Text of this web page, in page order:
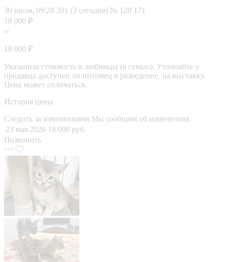
30 июля, 09:28 201 (3 сегодня) № 120 171
18 000 ₽
18 000 ₽
Указанная стоимость в любимцы (в семью). Уточняйте у
продавца доступен ли питомец в разведение, на выставку.
Цена может отличаться.
История цены
Следить за изменениями Мы сообщим об изменениях
23 мая 2026 18 000 руб.
Позвонить